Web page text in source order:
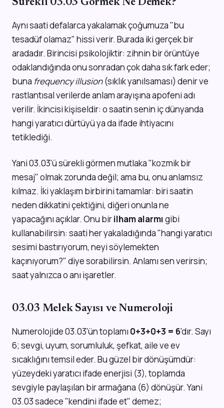
Sürekli 03.03 Görmek Ne Demek?
Aynı saati defalarca yakalamak çoğumuza "bu
tesadüf olamaz" hissi verir. Burada iki gerçek bir
aradadır. Birincisi psikolojiktir: zihnin bir örüntüye
odaklandığında onu sonradan çok daha sık fark eder;
buna frequency illusion(sıklık yanılsaması) denir ve
rastlantısal verilerde anlam arayışına apofeni adı
verilir. İkincisi kişiseldir: o saatin senin iç dünyanda
hangi yaratıcı dürtüyü ya da ifade ihtiyacını
tetiklediği.
Yani 03.03'ü sürekli görmen mutlaka "kozmik bir
mesaj" olmak zorunda değil; ama bu, onu anlamsız
kılmaz. İki yaklaşım birbirini tamamlar: biri saatin
neden dikkatini çektiğini, diğeri onunla ne
yapacağını açıklar. Onu birilham alarmıgibi
kullanabilirsin: saati her yakaladığında "hangi yaratıcı
sesimi bastırıyorum, neyi söylemekten
kaçınıyorum?" diye sorabilirsin. Anlamı sen verirsin;
saat yalnızca o anı işaretler.
03.03 Melek Sayısı ve Numeroloji
Numerolojide 03.03'ün toplamı 0+3+0+3 = 6'dır. Sayı
6; sevgi, uyum, sorumluluk, şefkat, aile ve ev
sıcaklığını temsil eder. Bu güzel bir dönüşümdür:
yüzeydeki yaratıcı ifade enerjisi (3), toplamda
sevgiyle paylaşılan bir armağana (6) dönüşür. Yani
03.03 sadece "kendini ifade et" demez;